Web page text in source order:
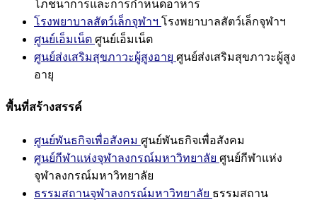
โภชนาการและการกำหนดอาหาร
โรงพยาบาลสัตว์เล็กจุฬาฯ โรงพยาบาลสัตว์เล็กจุฬาฯ
ศูนย์เอ็มเน็ต ศูนย์เอ็มเน็ต
ศูนย์ส่งเสริมสุขภาวะผู้สูงอายุ ศูนย์ส่งเสริมสุขภาวะผู้สูง
อายุ
พื้นที่สร้างสรรค์
ศูนย์พันธกิจเพื่อสังคม ศูนย์พันธกิจเพื่อสังคม
ศูนย์กีฬาแห่งจุฬาลงกรณ์มหาวิทยาลัย ศูนย์กีฬาแห่ง
จุฬาลงกรณ์มหาวิทยาลัย
ธรรมสถานจุฬาลงกรณ์มหาวิทยาลัย ธรรมสถาน